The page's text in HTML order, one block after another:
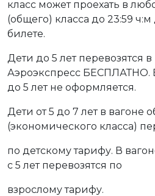
класс может проехать в
(общего) класса до 23:59
билете.
Дети до 5 лет перевозятся в
Аэроэкспресс БЕСПЛАТНО.
до 5 лет не оформляется.
Дети от 5 до 7 лет в вагоне
(экономического класса)
по детскому тарифу. В
с 5 лет перевозятся по
взрослому тарифу.